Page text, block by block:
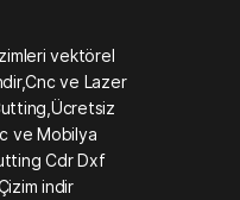
vektörel
ve Lazer
ve Mobilya
Cdr Dxf
indir